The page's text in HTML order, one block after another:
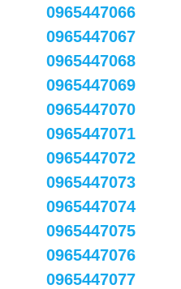
0965447066
0965447067
0965447068
0965447069
0965447070
0965447071
0965447072
0965447073
0965447074
0965447075
0965447076
0965447077